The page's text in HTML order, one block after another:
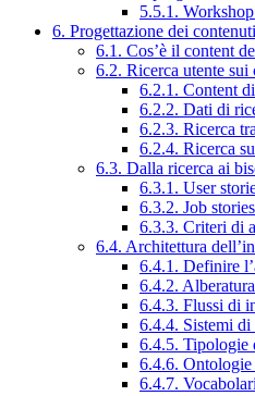
5.5.1.
6. Progettazione dei contenuti
6.1. Cos’è il content
6.2. Ricerca utente
6.2.1. Content
6.2.2. Dati di
6.2.3. Ricerca
6.2.4. Ricerca
6.3. Dalla ricerca ai
6.3.1. User
6.3.2. Job
6.3.3. Criteri di
6.4. Architettura
6.4.1. Definire
6.4.2. Alberatura
6.4.3. Flussi di
6.4.4. Sistemi
6.4.5. Tipologie
6.4.6. Ontologie
6.4.7.